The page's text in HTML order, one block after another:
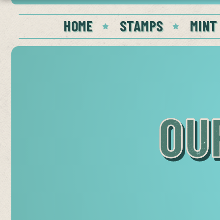
HOME STAMPS MINT